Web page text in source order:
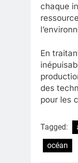
chaque
En
des
pour les
Tagged:
océan